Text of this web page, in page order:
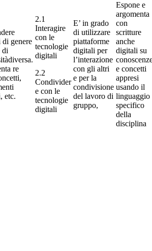
di genere
di
re
etc.
2.1
Interagire
con le
tecnologie
digitali
2.2
Condivider
e con le
tecnologie
digitali
E’ in grado
di utilizzare
piattaforme
digitali per
l’interazione
con gli altri
e per la
condivisione
del lavoro di
gruppo,
Espone e
argomenta
con
scritture
anche
digitali su
e concetti
appresi
usando il
linguaggio
specifico
della
disciplina